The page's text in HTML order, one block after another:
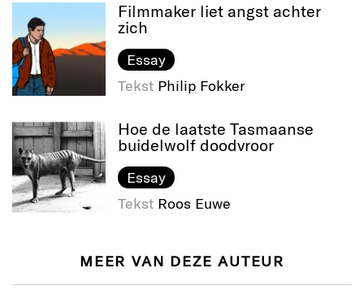
Filmmaker liet angst achter
zich
Essay
Tekst Philip Fokker
Hoe de laatste Tasmaanse
buidelwolf doodvroor
Essay
Tekst Roos Euwe
MEER VAN DEZE AUTEUR